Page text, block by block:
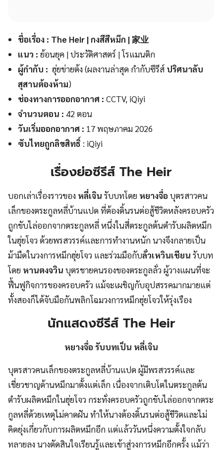
ชื่อเรื่อง : The Heir | กงสีสีหมึก |家业
แนว :ย้อนยุค | ประวัติศาสตร์ | โรแมนติก
ผู้กำกับ :ฮุ่ยข่ายต้ง (ผลงานล่าสุด กำกับซีรีส์ ปริศนาลับ
สุสานต้องห้าม)
ช่องทางการออกอากาศ : CCTV, iQiyi
จำนวนตอน : 42 ตอน
วันเริ่มออกอากาศ : 17 พฤษภาคม 2026
ซับไทยถูกลิขสิทธิ์ : iQiyi
เรื่องย่อซีรีส์ The Heir
บอกเล่าเรื่องราวของ หลี่เจิน รับบทโดย หยางจื่อ บุตรสาวคน
เล็กของตระกูลหลี่บ้านแปด ที่ต้องดิ้นรนต่อสู้ชีวิตหลังครอบครัว
ถูกขับไล่ออกจากตระกูลหลี่ หนึ่งในสี่ตระกูลต้นตำรับผลิตหมึก
ในฮุ่ยโจว ด้วยพรสวรรค์และการทำงานหนัก นางจึงกลายเป็น
ม้ามืดในวงการหมึกฮุ่ยโจว และร่วมมือกับลั่วเหวินเชียน รับบท
โดย หานตงจวิน บุตรชายคนรองของตระกูลลั่ว ผู้วางแผนที่จะ
ฟื้นฟูกิจการของครอบครัว แม้จะเผชิญกับอุปสรรคมากมายแต่
ทั้งสองก็ได้จับมือกันพลิกโฉมวงการหมึกฮุ่ยโจวให้รุ่งเรือง
นักแสดงซีรีส์ The Heir
หยางจื่อ รับบทเป็น หลี่เจิน
บุตรสาวคนเล็กของตระกูลหลี่บ้านแปด ผู้มีพรสวรรค์และ
เชี่ยวชาญด้านหมึกมาตั้งแต่เล็ก เนื่องจากเติบโตในตระกูลต้น
ตำรับผลิตหมึกในฮุ่ยโจว กระทั่งครอบครัวถูกขับไล่ออกจากตระ
กูลหลี่ด้วยเหตุไม่คาดฝัน ทำให้นางต้องดิ้นรนต่อสู้ชีวิตและไม่
คิดยุ่งเกี่ยวกับการผลิตหมึกอีก แต่แล้ววันหนึ่งความตั้งใจกลับ
ทลายลง นางตัดสินใจเรียนรู้และเข้าสู่วงการหมึกอีกครั้ง แม้ว่า